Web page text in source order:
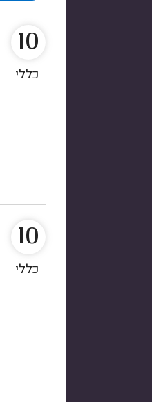
10
כללי
10
כללי